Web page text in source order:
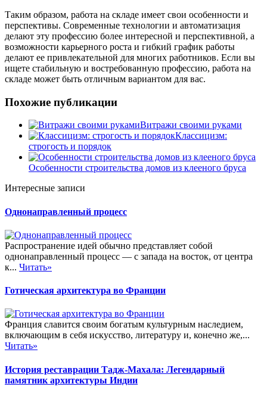
Таким образом, работа на складе имеет свои особенности и
перспективы. Современные технологии и автоматизация
делают эту профессию более интересной и перспективной, а
возможности карьерного роста и гибкий график работы
делают ее привлекательной для многих работников. Если вы
ищете стабильную и востребованную профессию, работа на
складе может быть отличным вариантом для вас.
Похожие публикации
Витражи своими руками
Классицизм:
строгость и порядок
Особенности строительства домов из клееного бруса
Интересные записи
Однонаправленный процесс
Распространение идей обычно представляет собой
однонаправленный процесс — с запада на восток, от центра
к... Читать»
Готическая архитектура во Франции
Франция славится своим богатым культурным наследием,
включающим в себя искусство, литературу и, конечно же,...
Читать»
История реставрации Тадж-Махала: Легендарный
памятник архитектуры Индии